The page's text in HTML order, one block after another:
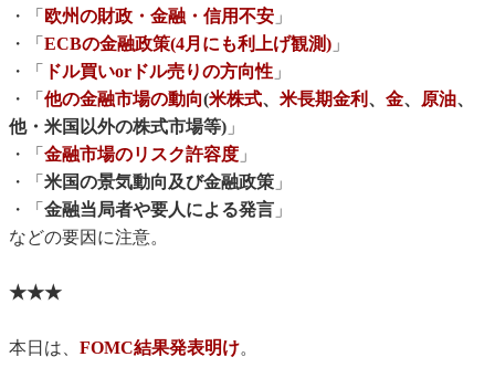
・「 欧州の財政・金融・信用不安 」
・「 ECBの金融政策(4月にも利上げ観測) 」
・「
ドル買いorドル売りの方向性 」
・「 他の金融市場の動向(米株式、 米長期金利 、 金、 原油、
他・米国以外の株式市場等) 」
・「 金融市場のリスク許容度 」
・「 米国の景気動向及び金融政策 」
・「 金融当局者や要人による発言 」
などの要因に注意。
★★★
本日は、 FOMC結果発表明け。